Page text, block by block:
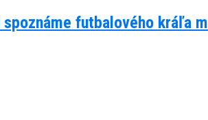
futbalového kráľa